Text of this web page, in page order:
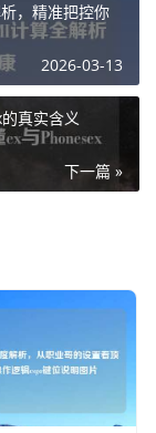
，精准把控你
2026-03-13
真实含义
下一篇 »